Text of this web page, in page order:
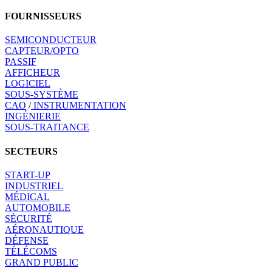
FOURNISSEURS
SEMICONDUCTEUR
CAPTEUR/OPTO
PASSIF
AFFICHEUR
LOGICIEL
SOUS-SYSTÈME
CAO /INSTRUMENTATION
INGÉNIERIE
SOUS-TRAITANCE
SECTEURS
START-UP
INDUSTRIEL
MÉDICAL
AUTOMOBILE
SÉCURITÉ
AÉRONAUTIQUE
DÉFENSE
TÉLÉCOMS
GRAND PUBLIC